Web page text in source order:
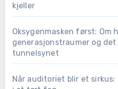
kjeller
Oksygenmasken først: Om
generasjonstraumer og
tunnelsynet
Når auditoriet blir et